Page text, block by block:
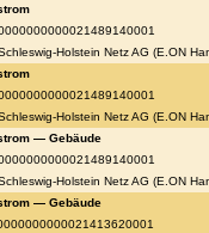
Holstein Netz AG (E.ON
Holstein Netz AG (E.ON
— Gebäude
Holstein Netz AG (E.ON
— Gebäude